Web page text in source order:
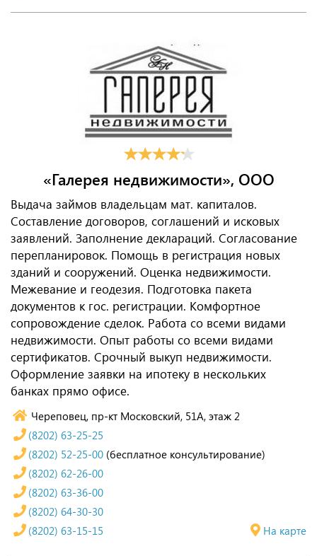
«Галерея недвижимости», ООО
Выдача займов владельцам мат. капиталов.
Составление договоров, соглашений и исковых
заявлений. Заполнение деклараций. Согласование
перепланировок. Помощь в регистрация новых
зданий и сооружений. Оценка недвижимости.
Межевание и геодезия. Подготовка пакета
документов к гос. регистрации. Комфортное
сопровождение сделок. Работа со всеми видами
недвижимости. Опыт работы со всеми видами
сертификатов. Срочный выкуп недвижимости.
Оформление заявки на ипотеку в нескольких
банках прямо офисе.
Череповец, пр-кт Московский, 51А, этаж 2
На карте
(8202) 63-25-25
(8202) 52-25-00 (бесплатное консультирование)
(8202) 62-26-00
(8202) 63-36-00
(8202) 64-30-30
(8202) 63-15-15